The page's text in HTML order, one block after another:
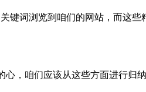
键词浏览到咱们的网站，而这些
，咱们应该从这些方面进行归